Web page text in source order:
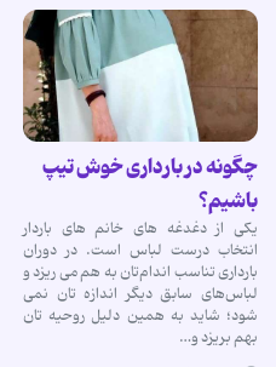
چگونه در بارداری خوش تیپ
باشیم؟
یکی از دغدغه ‌های خانم ‌های باردار
انتخاب درست لباس است. در دوران
بارداری تناسب اندام‌‌تان به هم می ‌ریزد و
لباس‌‌های سابق دیگر اندازه ‌تان نمی
‌شود؛ شاید به همین دلیل روحیه ‌تان
بهم بریزد و…